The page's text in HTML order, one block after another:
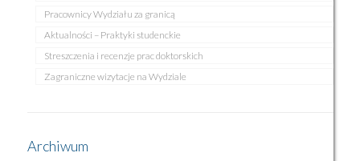
Pracownicy Wydziału za granicą
Aktualności – Praktyki studenckie
Streszczenia i recenzje prac doktorskich
Zagraniczne wizytacje na Wydziale
Archiwum